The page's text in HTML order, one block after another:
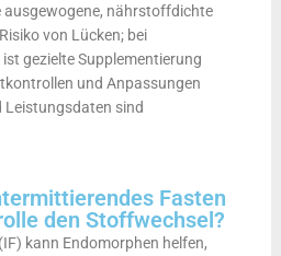
nährstoffdichte
von Lücken; bei
gezielte Supplementierung
und Anpassungen
Leistungsdaten sind
Fasten
den Stoffwechsel?
kann Endomorphen helfen,